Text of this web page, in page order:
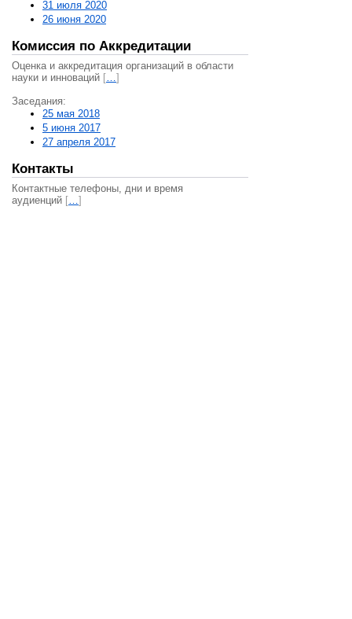
31 июля 2020
26 июня 2020
Комиссия по Аккредитации
Оценка и аккредитация организаций в области
науки и инноваций […]
Заседания:
25 мая 2018
5 июня 2017
27 апреля 2017
Контакты
Контактные телефоны, дни и время
аудиенций […]